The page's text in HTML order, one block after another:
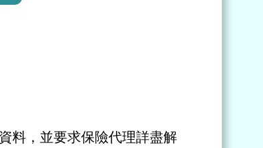
料，並要求保險代理詳盡解